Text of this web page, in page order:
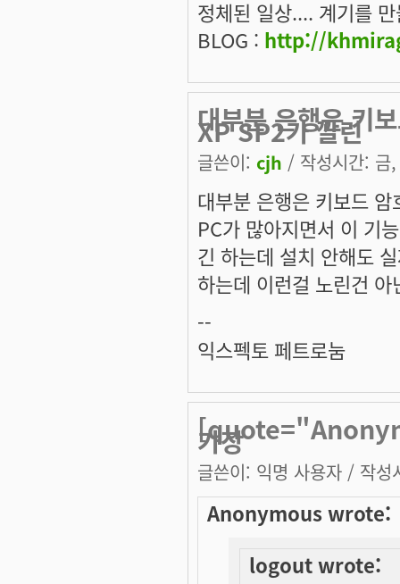
정체된 일상.... 계기를
BLOG : http://
대부분 은행은 키
XP SP2가 깔린
글쓴이: cjh / 작성시간:
대부분 은행은 키보드
PC가 많아지면서 이 기
긴 하는데 설치 안해도
하는데 이런걸 노린건
--
익스펙토 페트로눔
가장
글쓴이: 익명 사용자 / 작성
Anonymous wrote:
logout wrote: